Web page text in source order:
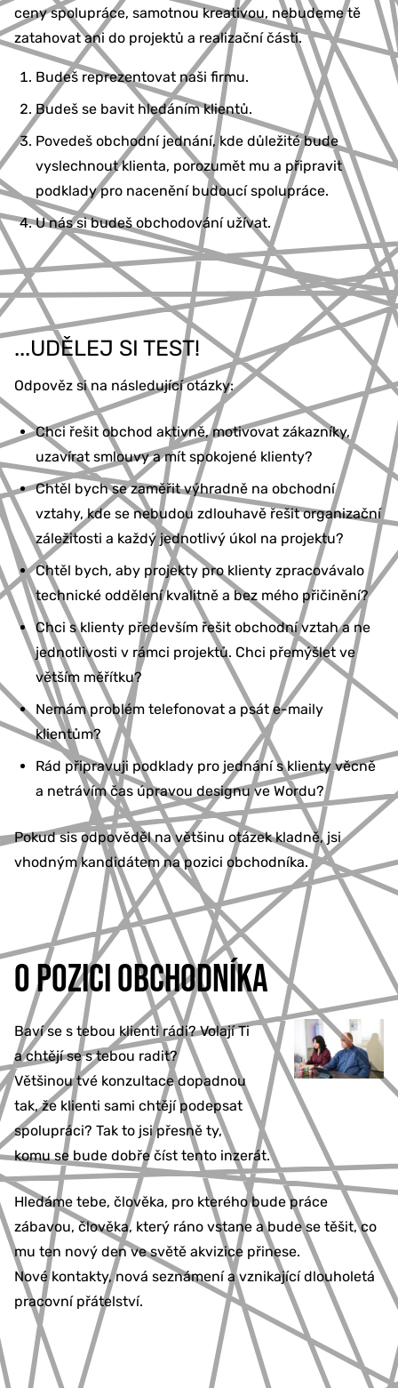
ceny spolupráce, samotnou kreativou, nebudeme tě
zatahovat ani do projektů a realizační části.
Budeš reprezentovat naši firmu.
Budeš se bavit hledáním klientů.
Povedeš obchodní jednání, kde důležité bude
vyslechnout klienta, porozumět mu a připravit
podklady pro nacenění budoucí spolupráce.
U nás si budeš obchodování užívat.
...UDĚLEJ SI TEST!
Odpověz si na následující otázky:
Chci řešit obchod aktivně, motivovat zákazníky,
uzavírat smlouvy a mít spokojené klienty?
Chtěl bych se zaměřit výhradně na obchodní
vztahy, kde se nebudou zdlouhavě řešit organizační
záležitosti a každý jednotlivý úkol na projektu?
Chtěl bych, aby projekty pro klienty zpracovávalo
technické oddělení kvalitně a bez mého přičinění?
Chci s klienty především řešit obchodní vztah a ne
jednotlivosti v rámci projektů. Chci přemýšlet ve
větším měřítku?
Nemám problém telefonovat a psát e-maily
klientům?
Rád připravuji podklady pro jednání s klienty věcně
a netrávím čas úpravou designu ve Wordu?
Pokud sis odpověděl na většinu otázek kladně, jsi
vhodným kandidátem na pozici obchodníka.
O POZICI OBCHODNÍKA
Baví se s tebou klienti rádi? Volají Ti
a chtějí se s tebou radit?
Většinou tvé konzultace dopadnou
tak, že klienti sami chtějí podepsat
spolupráci? Tak to jsi přesně ty,
komu se bude dobře číst tento inzerát.
Hledáme tebe, člověka, pro kterého bude práce
zábavou, člověka, který ráno vstane a bude se těšit, co
mu ten nový den ve světě akvizice přinese.
Nové kontakty, nová seznámení a vznikající dlouholetá
pracovní přátelství.